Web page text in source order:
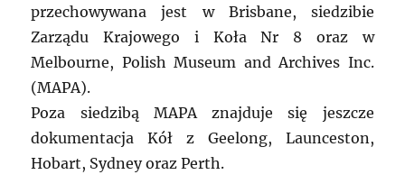
przechowywana jest w Brisbane, siedzibie
Zarządu Krajowego i Koła Nr 8 oraz w
Melbourne, Polish Museum and Archives Inc.
(MAPA).
Poza siedzibą MAPA znajduje się jeszcze
dokumentacja Kół z Geelong, Launceston,
Hobart, Sydney oraz Perth.